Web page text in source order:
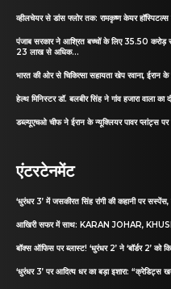
व्हीलचेयर से डांस फ्लोर तक: रामकृष्ण केयर
पंजाब सरकार ने आश्रित बच्चों के लिए 35.50 करोड़
23 लाख से अधिक...
भारत की ओर से चिकित्सा सहायता खेप रवाना, ईरान
हेल्थ मिनिस्टर डॉ. बलबीर सिंह ने गांव हजारा वाला का
डब्ल्यूएचओ चीफ ने ईरान के न्यूक्लियर पावर प्लांट्स
एंटरटेनमेंट
‘धुरंधर 3’ में जसकीरत सिंह रांगी की कहानी पर
आखिरी सफर में साथ: KARAN JOHAR,
बॉक्स ऑफिस पर ब्लास्ट! ‘धुरंधर 2’ ने ‘बॉर्डर 2’ को
‘धुरंधर 3’ पर आदित्य धर का बड़ा इशारा: “क्रेडिट्स